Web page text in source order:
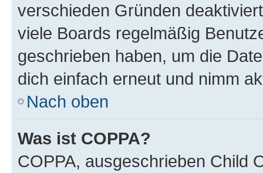
verschieden Gründen
viele Boards regelmäßig
geschrieben haben, um die
dich einfach erneut und nimm
Nach oben
Was ist COPPA?
COPPA, ausgeschrieben Child